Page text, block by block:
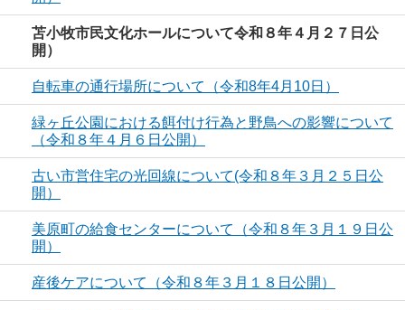
苫小牧市民文化ホールについて令和８年４月２７日公
開）
自転車の通行場所について（令和8年4月10日）
緑ヶ丘公園における餌付け行為と野鳥への影響について
（令和８年４月６日公開）
古い市営住宅の光回線について(令和８年３月２５日公
開）
美原町の給食センターについて（令和８年３月１９日公
開）
産後ケアについて（令和８年３月１８日公開）